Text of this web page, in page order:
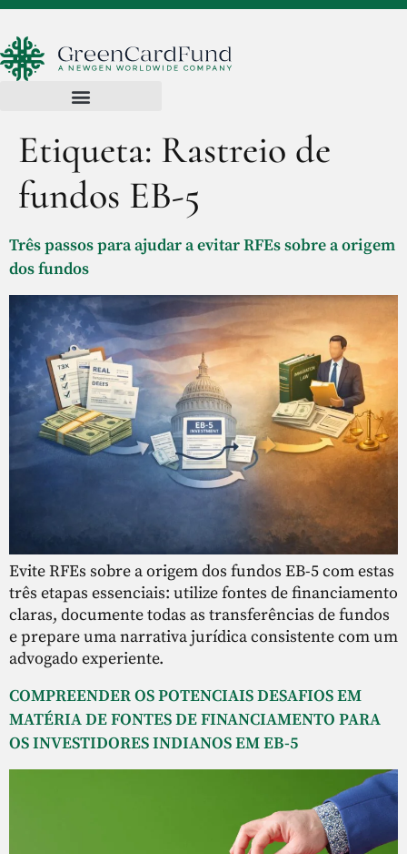
Etiqueta: Rastreio de
fundos EB-5
Três passos para ajudar a evitar RFEs sobre a origem
dos fundos
Evite RFEs sobre a origem dos fundos EB-5 com estas
três etapas essenciais: utilize fontes de financiamento
claras, documente todas as transferências de fundos
e prepare uma narrativa jurídica consistente com um
advogado experiente.
COMPREENDER OS POTENCIAIS DESAFIOS EM
MATÉRIA DE FONTES DE FINANCIAMENTO PARA
OS INVESTIDORES INDIANOS EM EB-5